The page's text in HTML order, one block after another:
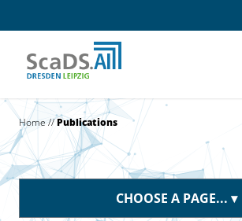
Home//Publications
CHOOSE A PAGE...